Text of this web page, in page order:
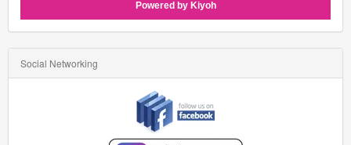
Weights
HW
Hot
Social Networking